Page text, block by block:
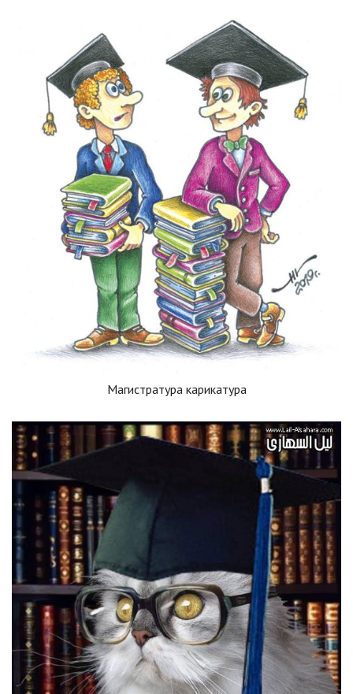
Магистратура карикатура